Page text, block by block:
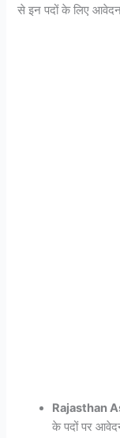
से इन पदों के लिए
Rajasthan
के पदों पर